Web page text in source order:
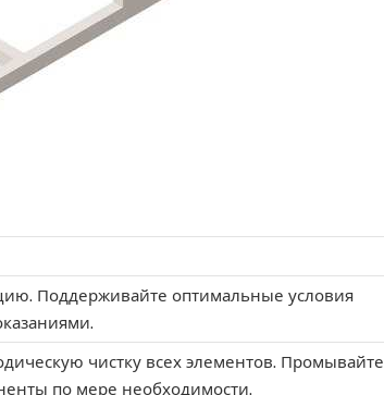
Поддерживайте оптимальные условия
чистку всех элементов. Промывайте
по мере необходимости.